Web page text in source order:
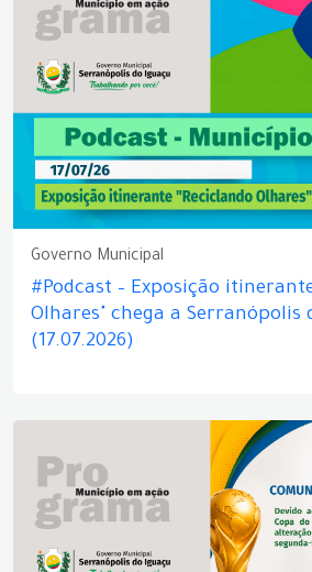
Governo Municipal
#Podcast – Exposição
Olhares" chega a Serranópolis
(17.07.2026)